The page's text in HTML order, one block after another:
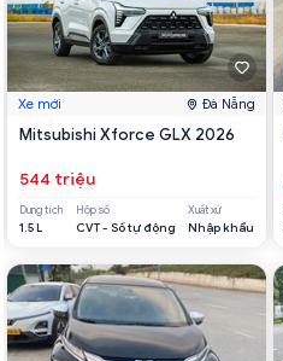
Xe mới Đà Nẵng
Mitsubishi Xforce GLX 2026
544 triệu
Dung tích
1.5 L
Hộp số
CVT - Số tự động
Xuất xứ
Nhập khẩu